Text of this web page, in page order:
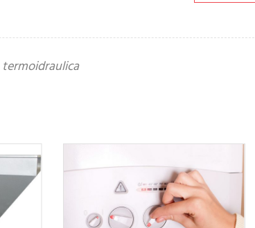
termoidraulica